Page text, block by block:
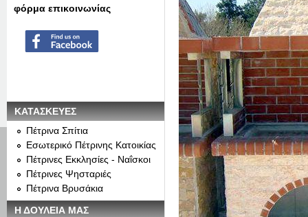
φόρμα επικοινωνίας
ΚΑΤΑΣΚΕΥΕΣ
Πέτρινα Σπίτια
Εσωτερικό Πέτρινης Κατοικίας
Πέτρινες Εκκλησίες - Ναΐσκοι
Πέτρινες Ψησταριές
Πέτρινα Βρυσάκια
Η ΔΟΥΛΕΙΑ ΜΑΣ